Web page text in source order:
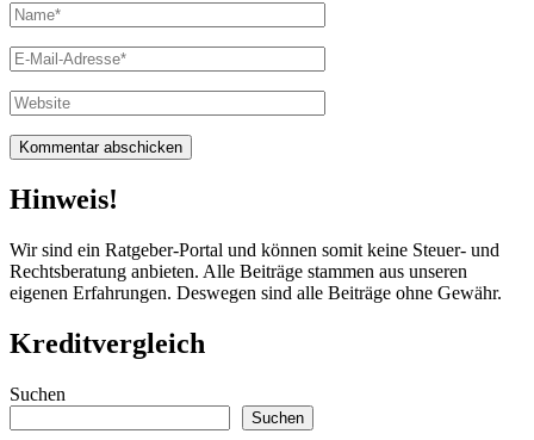
Vollständiger
Name
E-
Mail
Website
Hinweis!
Wir sind ein Ratgeber-Portal und können somit keine Steuer- und
Rechtsberatung anbieten. Alle Beiträge stammen aus unseren
eigenen Erfahrungen. Deswegen sind alle Beiträge ohne Gewähr.
Kreditvergleich
Suchen
Suchen